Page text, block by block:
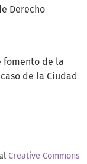
Derecho
fomento de la
de la Ciudad
Creative Commons